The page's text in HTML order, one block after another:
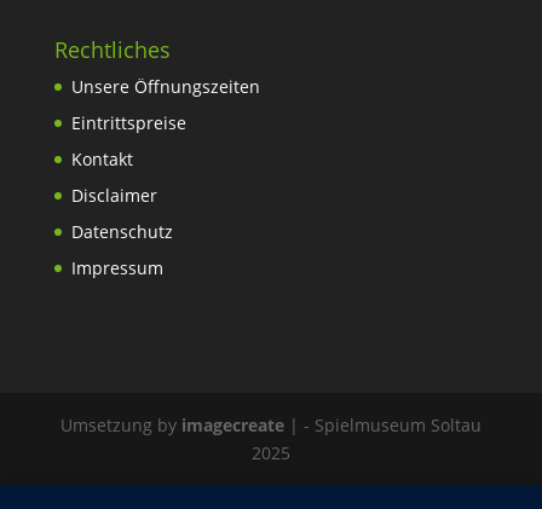
Rechtliches
Unsere Öffnungszeiten
Eintrittspreise
Kontakt
Disclaimer
Datenschutz
Impressum
Umsetzung by imagecreate| - Spielmuseum Soltau
2025